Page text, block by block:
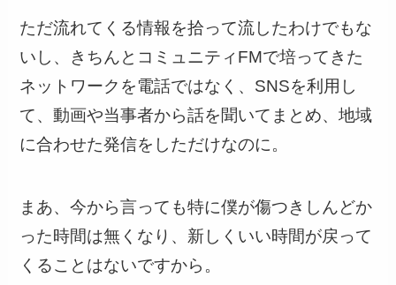
ただ流れてくる情報を拾って流したわけでもな
いし、きちんとコミュニティFMで培ってきた
ネットワークを電話ではなく、SNSを利用し
て、動画や当事者から話を聞いてまとめ、地域
に合わせた発信をしただけなのに。
まあ、今から言っても特に僕が傷つきしんどか
った時間は無くなり、新しくいい時間が戻って
くることはないですから。